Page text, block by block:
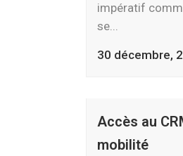
impératif
se...
30 décembre,
Accès au
mobilité